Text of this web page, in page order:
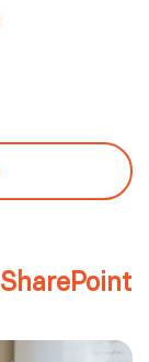
SharePoint